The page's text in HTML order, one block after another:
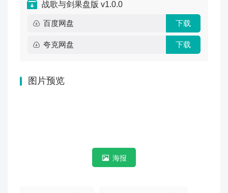
战歌与剑果盘版 v1.0.0
百度网盘 下载
夸克网盘 下载
图片预览
海报